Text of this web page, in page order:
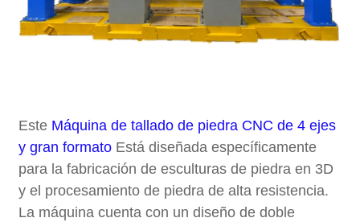
Este Máquina de tallado de piedra CNC de 4 ejes
y gran formato Está diseñada específicamente
para la fabricación de esculturas de piedra en 3D
y el procesamiento de piedra de alta resistencia.
La máquina cuenta con un diseño de doble